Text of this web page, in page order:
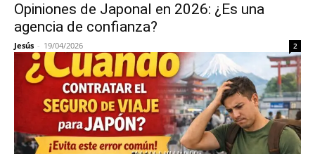
Opiniones de Japonal en 2026: ¿Es una
agencia de confianza?
Jesús - 19/04/2026 2